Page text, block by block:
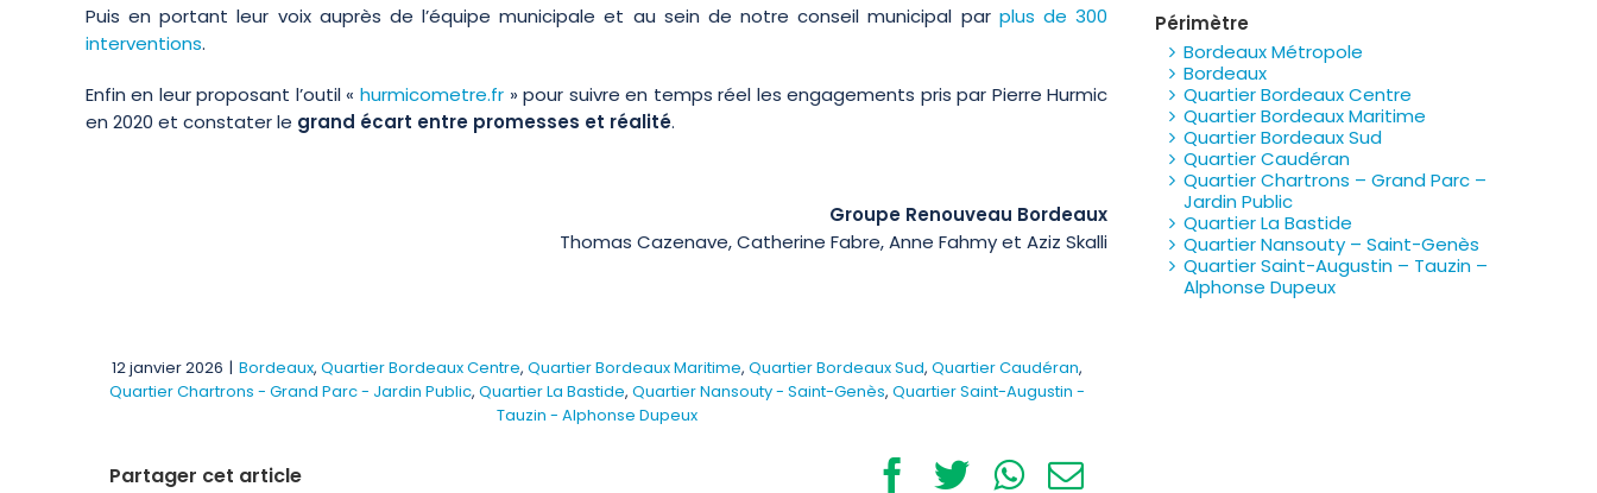
Puis en portant leur voix auprès de l’équipe municipale et au sein de notre conseil municipal par plus de 300
interventions.
Enfin en leur proposant l’outil « hurmicometre.fr » pour suivre en temps réel les engagements pris par Pierre Hurmic
en 2020 et constater le grand écart entre promesses et réalité.
Groupe Renouveau Bordeaux
Thomas Cazenave, Catherine Fabre, Anne Fahmy et Aziz Skalli
12 janvier 2026 | Bordeaux, Quartier Bordeaux Centre, Quartier Bordeaux Maritime, Quartier Bordeaux Sud, Quartier Caudéran,
Quartier Chartrons - Grand Parc - Jardin Public, Quartier La Bastide, Quartier Nansouty - Saint-Genès, Quartier Saint-Augustin -
Tauzin - Alphonse Dupeux
Partager cet article Facebook
TwitterWhatsApp
Email
Périmètre
Bordeaux Métropole
Bordeaux
Quartier Bordeaux Centre
Quartier Bordeaux Maritime
Quartier Bordeaux Sud
Quartier Caudéran
Quartier Chartrons – Grand Parc –
Jardin Public
Quartier La Bastide
Quartier Nansouty – Saint-Genès
Quartier Saint-Augustin – Tauzin –
Alphonse Dupeux